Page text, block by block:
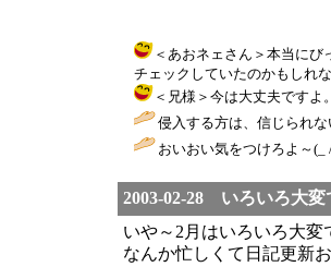
＜あおネェさん＞本当に
チェックしていたのかもしれ
＜兄様＞今は大丈夫です
侵入する方は、信じられ
おいおい気をつけろよ～(_
2003-02-28 いろいろ大変
いや～2月はいろいろ大変
なんか忙しくて日記更新